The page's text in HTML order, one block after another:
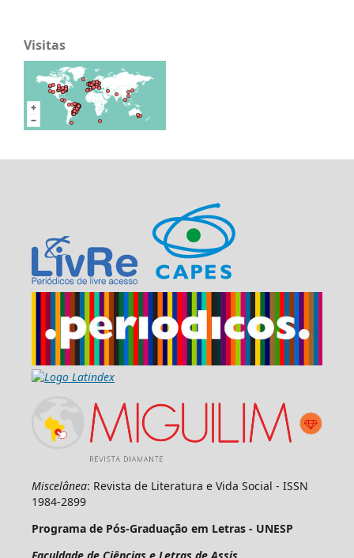
Visitas
Miscelânea: Revista de Literatura e Vida Social - ISSN
1984-2899
Programa de Pós-Graduação em Letras - UNESP